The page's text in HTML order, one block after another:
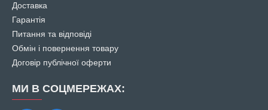
Доставка
Гарантія
Питання та відповіді
Обмін і повернення товару
Договір публічної оферти
МИ В СОЦМЕРЕЖАХ: